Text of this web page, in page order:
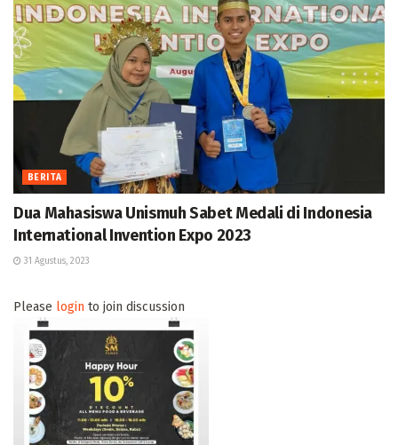
BERITA
Dua Mahasiswa Unismuh Sabet Medali di Indonesia
International Invention Expo 2023
31 Agustus, 2023
Please login to join discussion